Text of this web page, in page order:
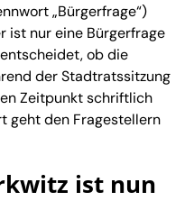
„Bürgerfrage“)
ist nur eine Bürgerfrage
ob die
der Stadtratssitzung
Zeitpunkt schriftlich
geht den Fragestellern
ist nun